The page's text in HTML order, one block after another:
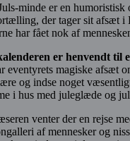
minde er en humoristisk
der tager sit afsæt i
har fået nok af
er henvendt til
eventyrets magiske afsæt
og indse noget
i hus med juleglæde og
venter der en rejse
af mennesker og